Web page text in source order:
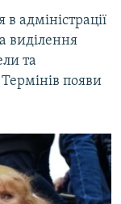
адміністрації
виділення
та
появи